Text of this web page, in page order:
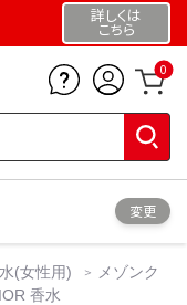
詳しくは
こちら
0
変更
(女性用)
メゾンク
香水